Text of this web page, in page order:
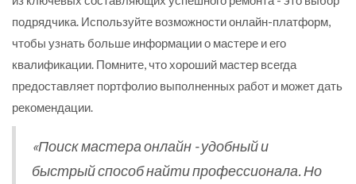
подрядчика. Используйте возможности онлайн-платформ,
чтобы узнать больше информации о мастере и его
квалификации. Помните, что хороший мастер всегда
предоставляет портфолио выполненных работ и может дать
рекомендации.
«Поиск мастера онлайн - удобный и
быстрый способ найти профессионала. Но